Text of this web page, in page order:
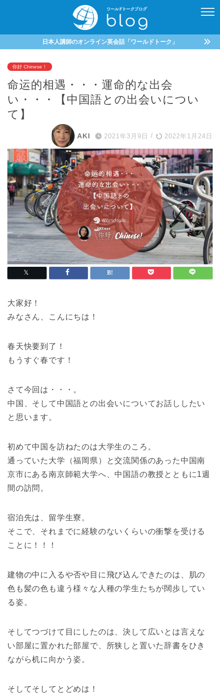
日本人講師のオンライン英会話「ワールドトーク」
你好 Chinese！
命运的相遇・・・運命的な出会
い・・・【中国語との出会いについ
て】
AKI 2021年3月9日 / 2022年1月24日
大家好！
みなさん、こんにちは！
春天快要到了！
もうすぐ春です！
さて今回は・・・。
中国、そして中国語との出会いについてお話ししたい
と思います。
初めて中国を訪ねたのは大学生のころ。
通っていた大学（福岡県）と交流関係のあった中国南
京市にある南京師範大学へ、中国語の教授とともに1週
間の訪問。
宿泊先は、留学生寮。
そこで、それまでに経験のないくらいの衝撃を受ける
ことに！！！
建物の中に入るや否や目に飛び込んできたのは、肌の
色も髪の色も違う様々な人種の学生たちが闊歩してい
る姿。
そしてつづけて目にしたのは、決して広いとは言えな
い部屋に置かれた部屋で、所狭しと置いた辞書をひき
ながら机に向かう姿。
そしてそしてとどめは！